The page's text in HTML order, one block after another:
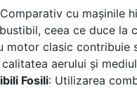
cu mașinile
ceea ce duce la
motor clasic contribuie
aerului și
Fosili: Utilizarea